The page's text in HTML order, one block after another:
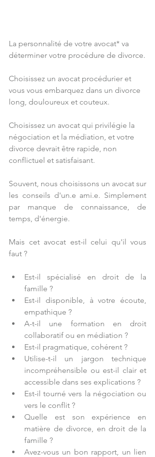
La personnalité de votre avocat* va
déterminer votre procédure de divorce.
Choisissez un avocat procédurier et
vous vous embarquez dans un divorce
long, douloureux et couteux.
Choisissez un avocat qui privilégie la
négociation et la médiation, et votre
divorce devrait être rapide, non
conflictuel et satisfaisant.
Souvent, nous choisissons un avocat sur
les conseils d'un.e ami.e. Simplement
par manque de connaissance, de
temps, d'énergie.
Mais cet avocat est-il celui qu'il vous
faut ?
Est-il spécialisé en droit de la
famille ?
Est-il disponible, à votre écoute,
empathique ?
A-t-il une formation en droit
collaboratif ou en médiation ?
Est-il pragmatique, cohérent ?
Utilise-t-il un jargon technique
incompréhensible ou est-il clair et
accessible dans ses explications ?
Est-il tourné vers la négociation ou
vers le conflit ?
Quelle est son expérience en
matière de divorce, en droit de la
famille ?
Avez-vous un bon rapport, un lien